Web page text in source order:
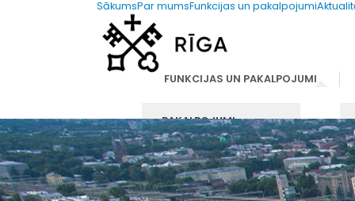
FUNKCIJAS UN PAKALPOJUMI
PAKALPOJUMI
IESNIEGUMU VEIDLAPU
PARAUGI
SākumsPar mumsFunkcijas un pakalpojumi
67012654